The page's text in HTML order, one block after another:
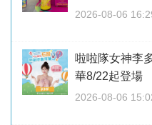
2026-08-06
啦啦隊女神李
華8/22起登場
2026-08-06